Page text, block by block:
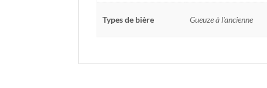
Types de bière Gueuze à l'ancienne